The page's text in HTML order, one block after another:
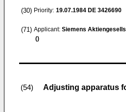
(30) Priority: 19.07.1984 DE 3426690
(71) Applicant: Siemens
()
(54) Adjusting apparatus